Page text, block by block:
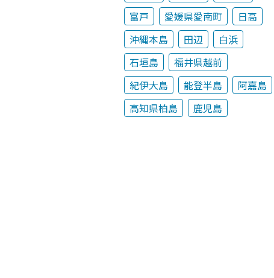
富戸
愛媛県愛南町
日高
沖縄本島
田辺
白浜
石垣島
福井県越前
紀伊大島
能登半島
阿嘉島
高知県柏島
鹿児島